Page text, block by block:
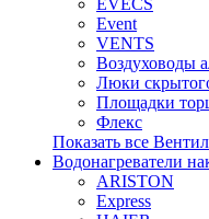
Event
VENTS
Воздуховоды
Люки
Площадки
Флекс
Показать все
Водонагреватели
ARISTON
Express